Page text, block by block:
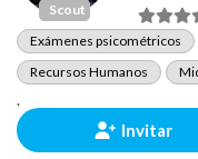
Scout
Exámenes psicométricos
Recursos Humanos
.
Invitar